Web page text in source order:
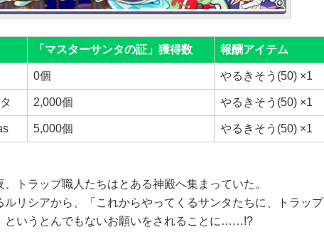
「マスターサンタの証」獲得数 報酬アイテム
0個 やるきそう(50) ×1
2,000個 やるきそう(50) ×1
5,000個 やるきそう(50) ×1
、トラップ職人たちはとある神殿へ集まっていた。
ルリシアから、「これからやってくるサンタたちに、トラップ
というとんでもないお願いをされることに……!?